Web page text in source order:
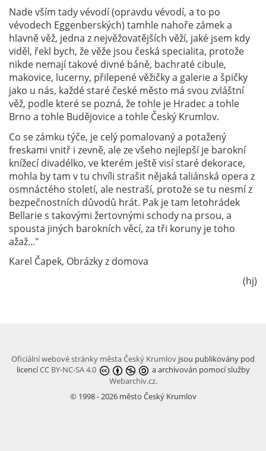
Nade vším tady vévodí (opravdu vévodí, a to po
vévodech Eggenberských) tamhle nahoře zámek a
hlavně věž, jedna z nejvěžovatějších věží, jaké jsem kdy
viděl, řekl bych, že věže jsou česká specialita, protože
nikde nemají takové divné báně, bachraté cibule,
makovice, lucerny, přilepené věžičky a galerie a špičky
jako u nás, každé staré české město má svou zvláštní
věž, podle které se pozná, že tohle je Hradec a tohle
Brno a tohle Budějovice a tohle Český Krumlov.
Co se zámku týče, je celý pomalovaný a potažený
freskami vnitř i zevně, ale ze všeho nejlepší je barokní
knížecí divadélko, ve kterém ještě visí staré dekorace,
mohla by tam v tu chvíli strašit nějaká taliánská opera z
osmnáctého století, ale nestraší, protože se tu nesmí z
bezpečnostních důvodů hrát. Pak je tam letohrádek
Bellarie s takovými žertovnými schody na prsou, a
spousta jiných barokních věcí, za tři koruny je toho
ažaž..."
Karel Čapek, Obrázky z domova
(hj)
Oficiální webové stránky města Český Krumlov jsou publikovány pod
licencíCC BY-NC-SA 4.0
a archivován pomocí služby
Webarchiv.cz.
© 1998 - 2026 město Český Krumlov